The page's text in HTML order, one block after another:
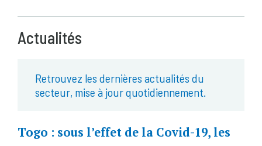
Actualités
Retrouvez les dernières actualités du
secteur, mise à jour quotidiennement.
Togo : sous l’effet de la Covid-19, les